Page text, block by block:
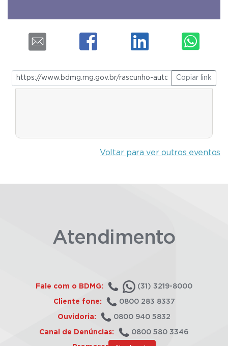
Copiar link
Voltar para ver outros eventos
Atendimento
Fale com o BDMG: (31) 3219-8000
Cliente fone: 0800 283 8337
Ouvidoria: 0800 940 5832
Canal de Denúncias: 0800 580 3346